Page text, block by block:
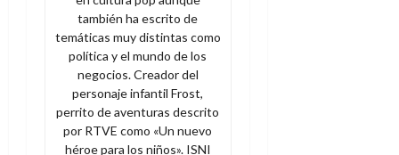
también ha escrito de
temáticas muy distintas como
política y el mundo de los
negocios. Creador del
personaje infantil Frost,
perrito de aventuras descrito
por RTVE como «Un nuevo
héroe para los niños». ISNI